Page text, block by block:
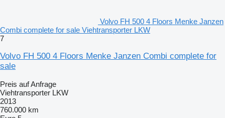
Volvo FH 500 4 Floors Menke Janzen
Combi complete for sale Viehtransporter LKW
7
Volvo FH 500 4 Floors Menke Janzen Combi complete for
sale
Preis auf Anfrage
Viehtransporter LKW
2013
760.000 km